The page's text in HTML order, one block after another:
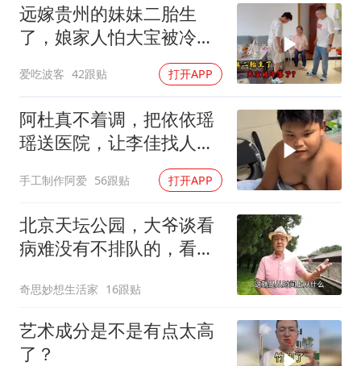
远嫁贵州的妹妹二胎生
了，娘家人怕大宝被冷
爱吃波客 42跟贴 打开APP
阿杜真不着调，把依依瑶
瑶送医院，让李佳找人看
手工制作阿爱 56跟贴 打开APP
北京天坛公园，大爷谈看
病难没有不排队的，看个
奇思妙想生活家 16跟贴
艺术成分是不是有点太高
了？